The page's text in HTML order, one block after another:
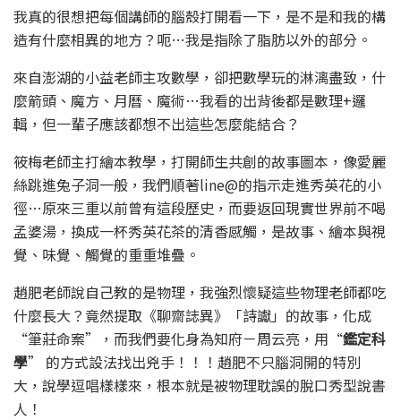
我真的很想把每個講師的腦殼打開看一下，是不是和我的構
造有什麼相異的地方？呃…我是指除了脂肪以外的部分。
來自澎湖的小益老師主攻數學，卻把數學玩的淋漓盡致，什
麼箭頭、魔方、月曆、魔術…我看的出背後都是數理+邏
輯，但一輩子應該都想不出這些怎麼能結合？
筱梅老師主打繪本教學，打開師生共創的故事圖本，像愛麗
絲跳進兔子洞一般，我們順著line@的指示走進秀英花的小
徑…原來三重以前曾有這段歷史，而要返回現實世界前不喝
孟婆湯，換成一杯秀英花茶的清香感觸，是故事、繪本與視
覺、味覺、觸覺的重重堆疊。
趙肥老師說自己教的是物理，我強烈懷疑這些物理老師都吃
什麼長大？竟然提取《聊齋誌異》「詩讞」的故事，化成
“筆莊命案”，而我們要化身為知府－周云亮，用“鑑定科
學” 的方式設法找出兇手！！！趙肥不只腦洞開的特別
大，說學逗唱樣樣來，根本就是被物理耽誤的脫口秀型說書
人！